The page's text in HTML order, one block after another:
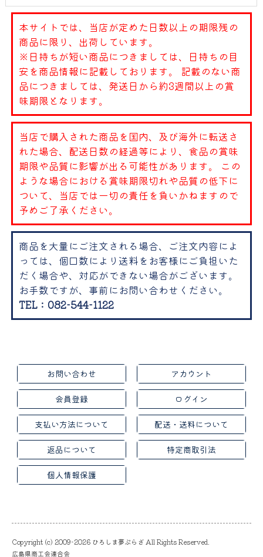
本サイトでは、当店が定めた日数以上の期限残の
商品に限り、出荷しています。
※日持ちが短い商品につきましては、日持ちの目
安を商品情報に記載しております。 記載のない商
品につきましては、発送日から約3週間以上の賞
味期限となります。
当店で購入された商品を国内、及び海外に転送さ
れた場合、配送日数の経過等により、食品の賞味
期限や品質に影響が出る可能性があります。 この
ような場合における賞味期限切れや品質の低下に
ついて、当店では一切の責任を負いかねますので
予めご了承ください。
商品を大量にご注文される場合、ご注文内容によ
っては、個口数により送料をお客様にご負担いた
だく場合や、対応ができない場合がございます。
お手数ですが、事前にお問い合わせください。
TEL：082-544-1122
お問い合わせ アカウント
会員登録 ログイン
支払い方法について 配送・送料について
返品について 特定商取引法
個人情報保護
Copyright (c) 2009-2026 ひろしま夢ぷらざ All Rights Reserved.
広島県商工会連合会